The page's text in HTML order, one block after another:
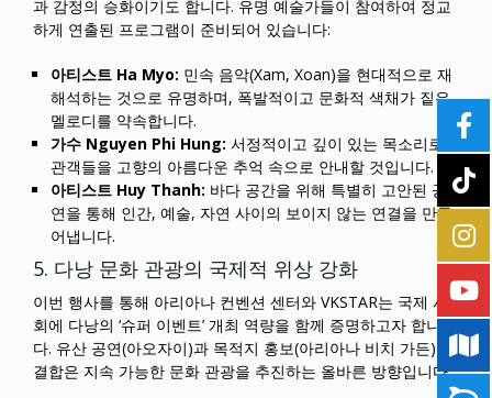
과 감정의 승화이기도 합니다. 유명 예술가들이 참여하여 정교
하게 연출된 프로그램이 준비되어 있습니다:
아티스트 Ha Myo: 민속 음악(Xam, Xoan)을 현대적으로 재
해석하는 것으로 유명하며, 폭발적이고 문화적 색채가 짙은
멜로디를 약속합니다.
가수 Nguyen Phi Hung: 서정적이고 깊이 있는 목소리로
관객들을 고향의 아름다운 추억 속으로 안내할 것입니다.
아티스트 Huy Thanh: 바다 공간을 위해 특별히 고안된 공
연을 통해 인간, 예술, 자연 사이의 보이지 않는 연결을 만들
어냅니다.
5. 다낭 문화 관광의 국제적 위상 강화
이번 행사를 통해 아리아나 컨벤션 센터와 VKSTAR는 국제 사
회에 다낭의 ‘슈퍼 이벤트’ 개최 역량을 함께 증명하고자 합니
다. 유산 공연(아오자이)과 목적지 홍보(아리아나 비치 가든)의
결합은 지속 가능한 문화 관광을 추진하는 올바른 방향입니다.